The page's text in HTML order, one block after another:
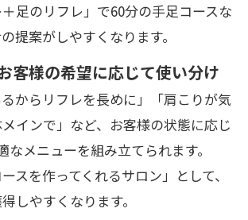
＋足のリフレ」で60分の手足コースな
提案がしやすくなります。
客様の希望に応じて使い分け
るからリフレを長めに」「肩こりが気
インで」など、お客様の状態に応じ
なメニューを組み立てられます。
スを作ってくれるサロン」として、
しやすくなります。